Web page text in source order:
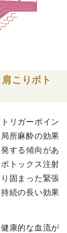
こりボト
リガーポイン
所麻酔の効果
する傾向があ
トックス注射
固まった緊張
続の長い効果
康的な血流が